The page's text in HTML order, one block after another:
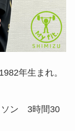
年生まれ。
ソン 3時間30